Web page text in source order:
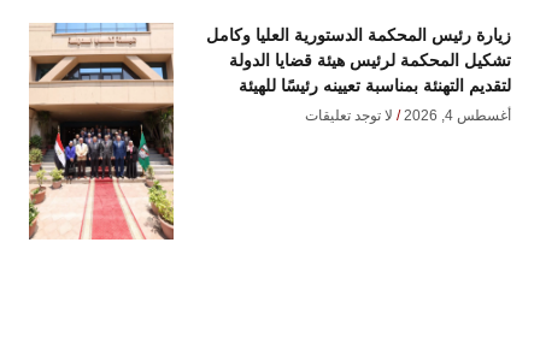
زيارة رئيس المحكمة الدستورية العليا وكامل
تشكيل المحكمة لرئيس هيئة قضايا الدولة
لتقديم التهنئة بمناسبة تعيينه رئيسًا للهيئة
أغسطس 4, 2026 لا توجد تعليقات